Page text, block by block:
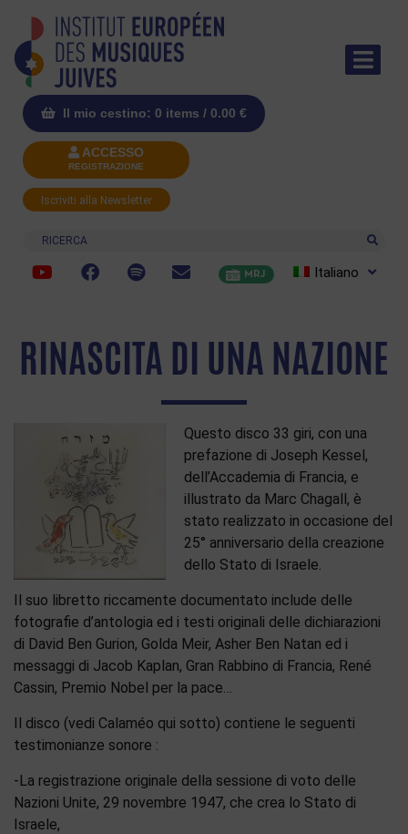
Il mio cestino: 0 items / 0.00 €
ACCESSO
REGISTRAZIONE
Iscriviti alla Newsletter
Ricerca
MRJ Italiano
RINASCITA DI UNA NAZIONE
Questo disco 33 giri, con una
prefazione di Joseph Kessel,
dell’Accademia di Francia, e
illustrato da Marc Chagall, è
stato realizzato in occasione del
25° anniversario della creazione
dello Stato di Israele.
Il suo libretto riccamente documentato include delle
fotografie d’antologia ed i testi originali delle dichiarazioni
di David Ben Gurion, Golda Meir, Asher Ben Natan ed i
messaggi di Jacob Kaplan, Gran Rabbino di Francia, René
Cassin, Premio Nobel per la pace…
Il disco (vedi Calaméo qui sotto) contiene le seguenti
testimonianze sonore :
-La registrazione originale della sessione di voto delle
Nazioni Unite, 29 novembre 1947, che crea lo Stato di
Israele,